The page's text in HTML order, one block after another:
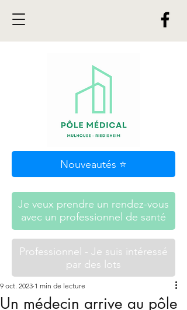
Je veux prendre un rendez-vous
avec un professionnel de santé
Professionnel - Je suis intéressé
par des lots
Nouveautés ⭐
Un médecin arrive au pôle
9 oct. 2023 1 min de lecture